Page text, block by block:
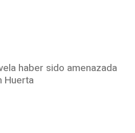
haber sido amenazada
Huerta